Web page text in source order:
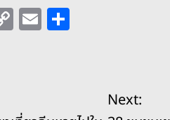
C
o
Li
E
m
Next: